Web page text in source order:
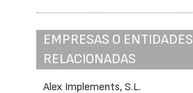
EMPRESAS O ENTIDADES
RELACIONADAS
Alex Implements, S.L.